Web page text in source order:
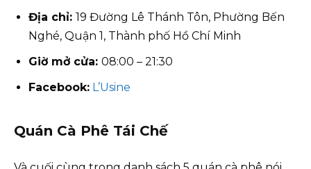
Địa chỉ: 19 Đường Lê Thánh Tôn, Phường Bến
Nghé, Quận 1, Thành phố Hồ Chí Minh
Giờ mở cửa: 08:00 – 21:30
Facebook: L’Usine
Quán Cà Phê Tái Chế